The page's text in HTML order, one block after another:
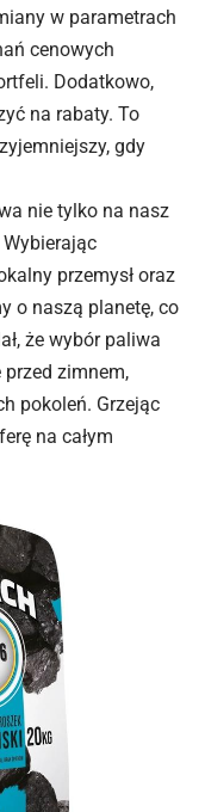
w parametrach
cenowych
Dodatkowo,
na rabaty. To
gdy
nie tylko na nasz
przemysł oraz
o naszą planetę, co
że wybór paliwa
zimnem,
pokoleń. Grzejąc
na całym